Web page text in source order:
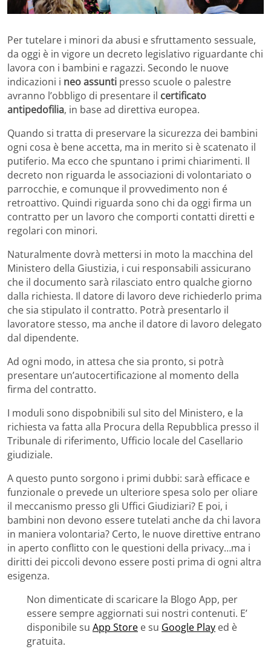
Per tutelare i minori da abusi e sfruttamento sessuale,
da oggi è in vigore un decreto legislativo riguardante chi
lavora con i bambini e ragazzi. Secondo le nuove
indicazioni i neo assunti presso scuole o palestre
avranno l’obbligo di presentare il certificato
antipedofilia, in base ad direttiva europea.
Quando si tratta di preservare la sicurezza dei bambini
ogni cosa è bene accetta, ma in merito si è scatenato il
putiferio. Ma ecco che spuntano i primi chiarimenti. Il
decreto non riguarda le associazioni di volontariato o
parrocchie, e comunque il provvedimento non é
retroattivo. Quindi riguarda sono chi da oggi firma un
contratto per un lavoro che comporti contatti diretti e
regolari con minori.
Naturalmente dovrà mettersi in moto la macchina del
Ministero della Giustizia, i cui responsabili assicurano
che il documento sarà rilasciato entro qualche giorno
dalla richiesta. Il datore di lavoro deve richiederlo prima
che sia stipulato il contratto. Potrà presentarlo il
lavoratore stesso, ma anche il datore di lavoro delegato
dal dipendente.
Ad ogni modo, in attesa che sia pronto, si potrà
presentare un’autocertificazione al momento della
firma del contratto.
I moduli sono dispobnibili sul sito del Ministero, e la
richiesta va fatta alla Procura della Repubblica presso il
Tribunale di riferimento, Ufficio locale del Casellario
giudiziale.
A questo punto sorgono i primi dubbi: sarà efficace e
funzionale o prevede un ulteriore spesa solo per oliare
il meccanismo presso gli Uffici Giudiziari? E poi, i
bambini non devono essere tutelati anche da chi lavora
in maniera volontaria? Certo, le nuove direttive entrano
in aperto conflitto con le questioni della privacy…ma i
diritti dei piccoli devono essere posti prima di ogni altra
esigenza.
Non dimenticate di scaricare la Blogo App, per
essere sempre aggiornati sui nostri contenuti. E’
disponibile su App Store e su Google Play ed è
gratuita.